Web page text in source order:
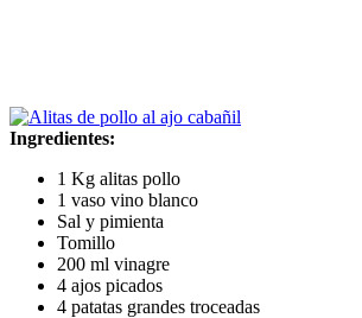
Ingredientes:
1 Kg alitas pollo
1 vaso vino blanco
Sal y pimienta
Tomillo
200 ml vinagre
4 ajos picados
4 patatas grandes troceadas